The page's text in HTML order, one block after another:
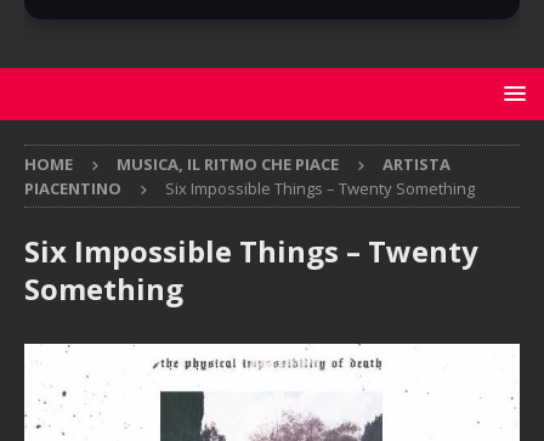
HOME MUSICA, IL RITMO CHE PIACE
ARTISTA
PIACENTINO
Six Impossible Things – Twenty Something
Six Impossible Things – Twenty
Something